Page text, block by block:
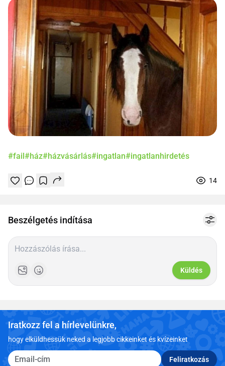
#fail#ház#házvásárlás#ingatlan#ingatlanhirdetés
Tetszik Mentés
0
14
Beszélgetés indítása
Küldés
Iratkozz fel a hírlevelünkre,
hogy elküldhessük neked a legjobb cikkeinket és kvízeinket
Email-cím Feliratkozás